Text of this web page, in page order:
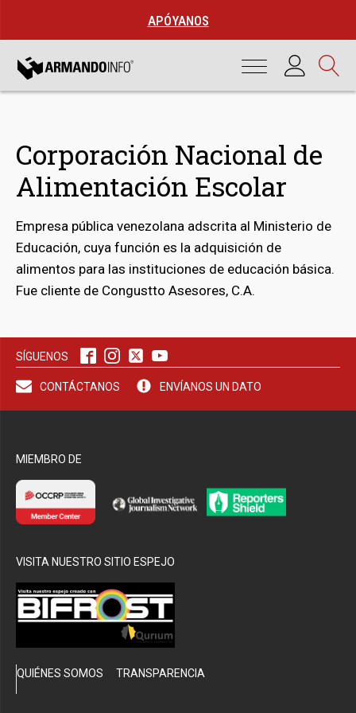
APÓYANOS
Corporación Nacional de
Alimentación Escolar
Empresa pública venezolana adscrita al Ministerio de
Educación, cuya función es la adquisición de
alimentos para las instituciones de educación básica.
Fue cliente de Congustto Asesores, C.A.
SÍGUENOS
CONTÁCTANOS ENVÍANOS UN DATO
MIEMBRO DE
VISITA NUESTRO SITIO ESPEJO
QUIÉNES SOMOS TRANSPARENCIA